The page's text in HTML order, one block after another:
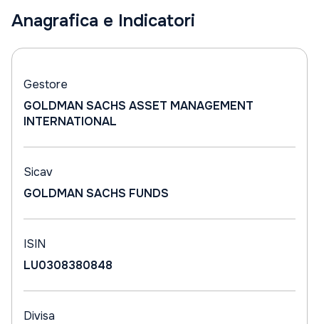
Anagrafica e Indicatori
Gestore
GOLDMAN SACHS ASSET MANAGEMENT
INTERNATIONAL
Sicav
GOLDMAN SACHS FUNDS
ISIN
LU0308380848
Divisa